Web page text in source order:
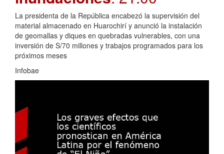
La presidenta de la República encabezó la supervisión del
material almacenado en Huarochirí y anunció la instalación
de geomallas y diques en quebradas vulnerables, con una
inversión de S/70 millones y trabajos programados para los
próximos meses
Infobae